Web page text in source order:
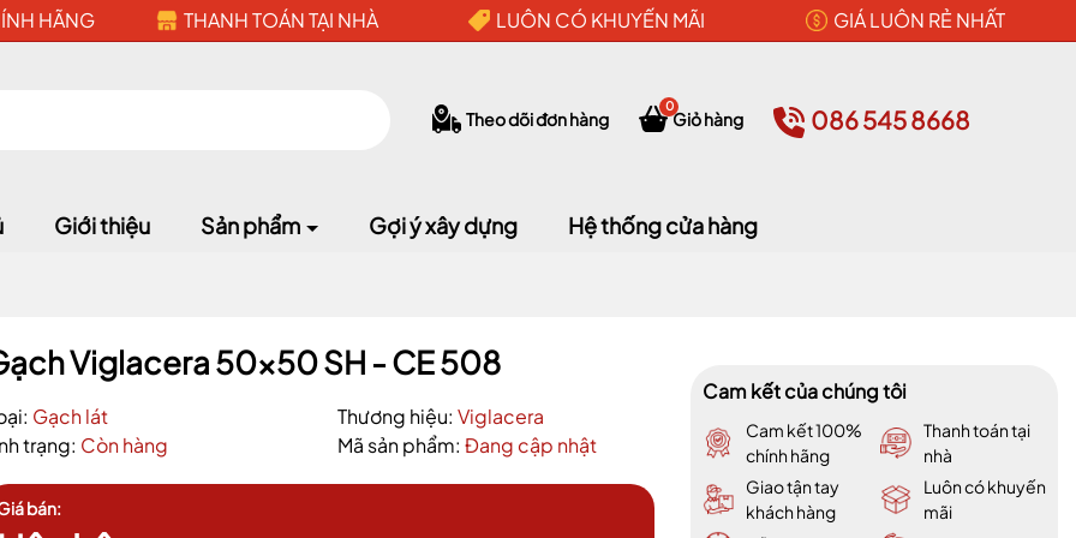
HÃNG THANH TOÁN TẠI NHÀ LUÔN CÓ KHUYẾN MÃI GIÁ LUÔN RẺ NHẤT
Theo dõi đơn hàng Giỏ hàng
0 086 545 8668
Giới thiệu Sản phẩm Gợi ý xây dựng Hệ thống cửa hàng
Viglacera 50x50 SH - CE 508
Gạch lát Thương hiệu: Viglacera
trạng: Còn hàng Mã sản phẩm: Đang cập nhật
bán:
Cam kết của chúng tôi
Cam kết 100%
chính hãng
Thanh toán tại
nhà
Giao tận tay
khách hàng
Luôn có khuyến
mãi
Ngày hết hạn: